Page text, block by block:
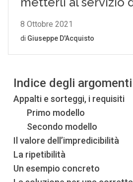
Indice degli argomenti
Appalti e sorteggi, i requisiti
Primo modello
Secondo modello
Il valore dell’impredicibilità
La ripetibilità
Un esempio concreto